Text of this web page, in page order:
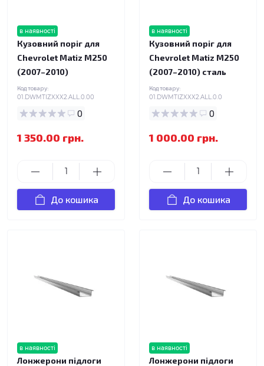
в наявності
Кузовний поріг для
Chevrolet Matiz M250
(2007–2010)
Код товару:
01.DWMTIZXXX2.ALL.0.00
0
1 350.00 грн.
До кошика
в наявності
Кузовний поріг для
Chevrolet Matiz M250
(2007–2010) сталь
Код товару:
01.DWMTIZXXX2.ALL.0.0
0
1 000.00 грн.
До кошика
в наявності
Лонжерони підлоги
в наявності
Лонжерони підлоги